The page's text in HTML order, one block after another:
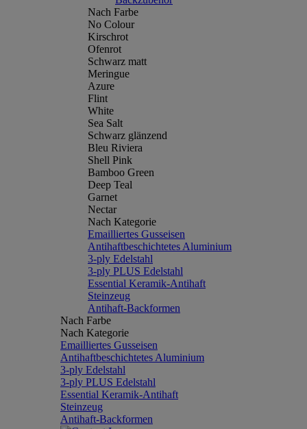
Nach Farbe
No Colour
Kirschrot
Ofenrot
Schwarz matt
Meringue
Azure
Flint
White
Sea Salt
Schwarz glänzend
Bleu Riviera
Shell Pink
Bamboo Green
Deep Teal
Garnet
Nectar
Nach Kategorie
Emailliertes Gusseisen
Antihaftbeschichtetes Aluminium
3-ply Edelstahl
3-ply PLUS Edelstahl
Essential Keramik-Antihaft
Steinzeug
Antihaft-Backformen
Nach Farbe
Nach Kategorie
Emailliertes Gusseisen
Antihaftbeschichtetes Aluminium
3-ply Edelstahl
3-ply PLUS Edelstahl
Essential Keramik-Antihaft
Steinzeug
Antihaft-Backformen